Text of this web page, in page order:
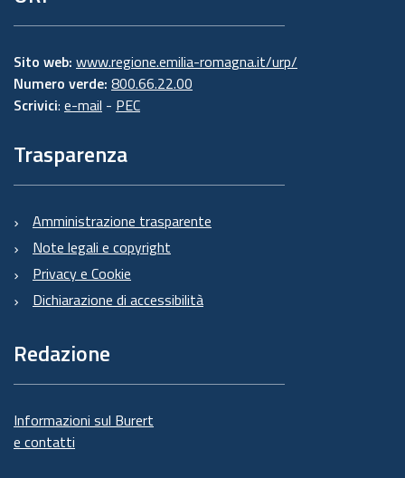
Sito web: www.regione.emilia-romagna.it/urp/
Numero verde: 800.66.22.00
Scrivici: e-mail - PEC
Trasparenza
Amministrazione trasparente
Note legali e copyright
Privacy e Cookie
Dichiarazione di accessibilità
Redazione
Informazioni sul Burert
e contatti